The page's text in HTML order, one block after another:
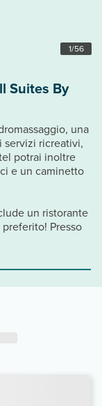
1/56
Suites By
una
servizi ricreativi,
potrai inoltre
e un caminetto
un ristorante
Presso